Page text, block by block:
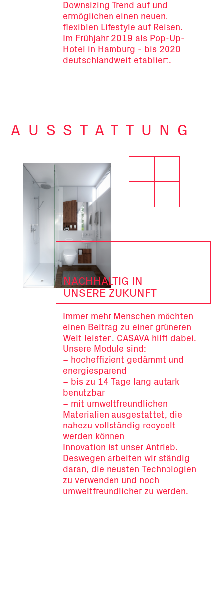
Downsizing Trend auf und
ermöglichen einen neuen,
flexiblen Lifestyle auf Reisen.
Im Frühjahr 2019 als Pop-Up-
Hotel in Hamburg - bis 2020
deutschlandweit etabliert.
AUS­STAT­TUNG
NACHHALTIG IN
UNSERE ZUKUNFT
Immer mehr Menschen möchten
einen Beitrag zu einer grüneren
Welt leisten. CASAVA hilft dabei.
Unsere Module sind:
– hocheffizient gedämmt und
energiesparend
– bis zu 14 Tage lang autark
benutzbar
– mit umweltfreundlichen
Materialien ausgestattet, die
nahezu vollständig recycelt
werden können
Innovation ist unser Antrieb.
Deswegen arbeiten wir ständig
daran, die neusten Technologien
zu verwenden und noch
umweltfreundlicher zu werden.